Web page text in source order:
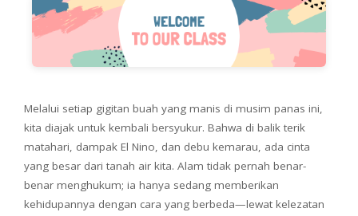
Melalui setiap gigitan buah yang manis di musim panas ini,
kita diajak untuk kembali bersyukur. Bahwa di balik terik
matahari, dampak El Nino, dan debu kemarau, ada cinta
yang besar dari tanah air kita. Alam tidak pernah benar-
benar menghukum; ia hanya sedang memberikan
kehidupannya dengan cara yang berbeda—lewat kelezatan